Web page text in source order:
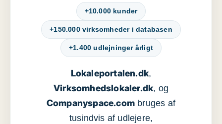
+10.000 kunder
+150.000 virksomheder i databasen
+1.400 udlejninger årligt
Lokaleportalen.dk,
Virksomhedslokaler.dk, og
Companyspace.com bruges af
tusindvis af udlejere,